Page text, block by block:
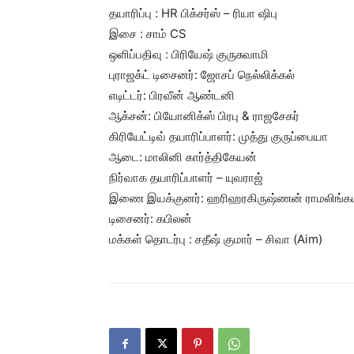
தயாரிப்பு : HR பிக்சர்ஸ் – ரியா ஷிபு
இசை : சாம் CS
ஒளிப்பதிவு : பிரியேஷ் குருசுவாமி
புராஜக்ட் டிசைனர்: ஜோசப் நெல்லிக்கல்
எடிட்டர்: பிரவீன் ஆண்டனி
ஆக்சன்: பியோனிக்ஸ் பிரபு & ராஜசேகர்
கிரியேட்டிவ் தயாரிப்பாளர்: முத்து குருப்பையா
ஆடை: மாலினி கார்த்திகேயன்
நிர்வாக தயாரிப்பாளர் – யுவராஜ்
இணை இயக்குனர்: ஹரிஹரகிருஷ்ணன்
டிசைனர்: கபிலன்
மக்கள் தொடர்பு : சதீஷ் குமார் – சிவா (Aim)